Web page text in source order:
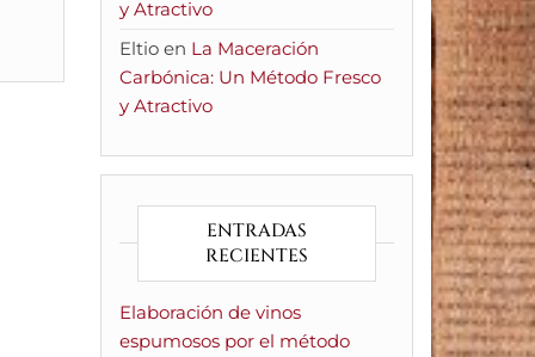
y Atractivo
Eltioen La Maceración
Carbónica: Un Método Fresco
y Atractivo
ENTRADAS
RECIENTES
Elaboración de vinos
espumosos por el método